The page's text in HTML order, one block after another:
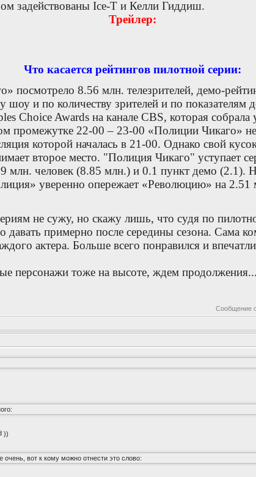
задействованы Ice-T и Келли Гиддиш.
Трейлер:
Что касается рейтингов пилотной серии:
8.56 млн. телезрителей, демо-
шоу и по количеству зрителей и по показателям
Choice Awards на канале CBS, которая
промежутке 22-00 – 23-00 «Полиции Чикаго»
которой началась в 21-00. Однако свой
второе место. "Полиция Чикаго" уступает
млн. человек (8.85 млн.) и 0.1 пункт демо (2.1).
уверенно опережает «Революцию» на 2.51
не сужу, но скажу лишь, что судя по
примерно после середины сезона. Сама
актера. Больше всего понравился и
персонажи тоже на высоте, ждем продолжения...
Сообщение
))
вот к кому можно отнести это слово: